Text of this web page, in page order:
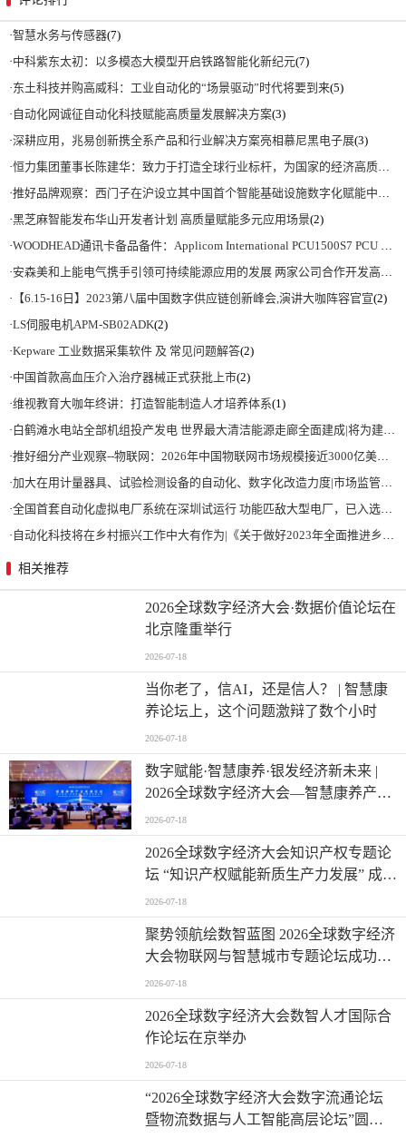
·智慧水务与传感器(7)
·中科紫东太初：以多模态大模型开启铁路智能化新纪元(7)
·东土科技并购高威科：工业自动化的“场景驱动”时代将要到来(5)
· 自动化网诚征自动化科技赋能高质量发展解决方案(3)
·深耕应用，兆易创新携全系产品和行业解决方案亮相慕尼黑电子展(3)
·恒力集团董事长陈建华：致力于打造全球行业标杆，为国家的经济高质量发展贡献更大力量|上海电气集团党委书记、董事长吴磊来访
·推好品牌观察：西门子在沪设立其中国首个智能基础设施数字化赋能中心
·黑芝麻智能发布华山开发者计划 高质量赋能多元应用场景(2)
·WOODHEAD通讯卡备品备件：Applicom International PCU1500S7 PCU 1500 S7 V4.5.0
·安森美和上能电气携手引领可持续能源应用的发展 两家公司合作开发高性能储能和太阳能组串式逆变器方案 以实现可持续的未来
· 【6.15-16日】2023第八届中国数字供应链创新峰会,演讲大咖阵容官宣(2)
·LS伺服电机APM-SB02ADK(2)
·Kepware 工业数据采集软件 及 常见问题解答(2)
·中国首款高血压介入治疗器械正式获批上市(2)
·维视教育大咖年终讲：打造智能制造人才培养体系(1)
·白鹤滩水电站全部机组投产发电 世界最大清洁能源走廊全面建成|将为建设新型能源体系、保障国家能源安全、实现“双碳”目标提供有力支撑
·推好细分产业观察--物联网：2026年中国物联网市场规模接近3000亿美元 智慧工厂、智慧城市、智慧电网等将占60%以上
·加大在用计量器具、试验检测设备的自动化、数字化改造力度|市场监管总局 工业和信息化部 关于促进企业计量能力提升的指导意见
·全国首套自动化虚拟电厂系统在深圳试运行 功能匹敌大型电厂，已入选国际典型案例
· 自动化科技将在乡村振兴工作中大有作为|《关于做好2023年全面推进乡村振兴重点工作的意见》发布
相关推荐
2026全球数字经济大会·数据价值论坛在
北京隆重举行
2026-07-18
当你老了，信AI，还是信人？ | 智慧康
养论坛上，这个问题激辩了数个小时
2026-07-18
数字赋能·智慧康养·银发经济新未来 |
2026全球数字经济大会—智慧康养产业
发展论坛在京举办
2026-07-18
2026全球数字经济大会知识产权专题论
坛 “知识产权赋能新质生产力发展” 成功
举办
2026-07-18
聚势领航绘数智蓝图 2026全球数字经济
大会物联网与智慧城市专题论坛成功举
办
2026-07-18
2026全球数字经济大会数智人才国际合
作论坛在京举办
2026-07-18
“2026全球数字经济大会数字流通论坛
暨物流数据与人工智能高层论坛”圆满